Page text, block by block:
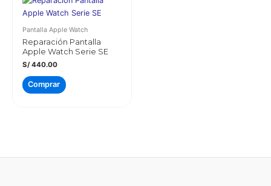
Pantalla Apple Watch
Reparación Pantalla
Apple Watch Serie SE
S/440.00
Comprar